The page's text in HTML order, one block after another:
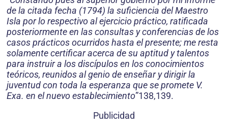
de la citada fecha (1794) la suficiencia del Maestro
Isla por lo respectivo al ejercicio práctico, ratificada
posteriormente en las consultas y conferencias de los
casos prácticos ocurridos hasta el presente; me resta
solamente certificar acerca de su aptitud y talentos
para instruir a los discípulos en los conocimientos
teóricos, reunidos al genio de enseñar y dirigir la
juventud con toda la esperanza que se promete V.
Exa. en el nuevo establecimiento”138,139.
Publicidad